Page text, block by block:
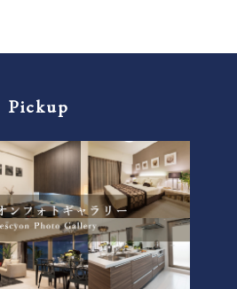
Pickup